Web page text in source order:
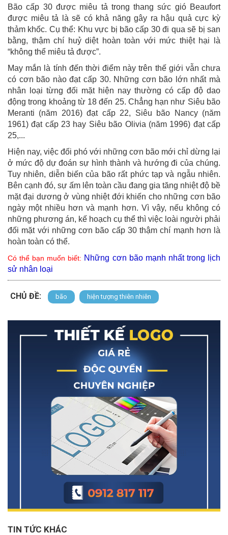
Bão cấp 30 được miêu tả trong thang sức gió Beaufort
được miêu tả là sẽ có khả năng gây ra hậu quả cực kỳ
thảm khốc. Cụ thể: Khu vực bị bão cấp 30 đi qua sẽ bị san
bằng, thậm chí huỷ diệt hoàn toàn với mức thiệt hại là
“không thể miêu tả được”.
May mắn là tính đến thời điểm này trên thế giới vẫn chưa
có cơn bão nào đạt cấp 30. Những cơn bão lớn nhất mà
nhân loại từng đối mặt hiện nay thường có cấp độ dao
động trong khoảng từ 18 đến 25. Chẳng hạn như Siêu bão
Meranti (năm 2016) đạt cấp 22, Siêu bão Nancy (năm
1961) đạt cấp 23 hay Siêu bão Olivia (năm 1996) đạt cấp
25,...
Hiện nay, việc đối phó với những cơn bão mới chỉ dừng lại
ở mức độ dự đoán sự hình thành và hướng đi của chúng.
Tuy nhiên, diễn biến của bão rất phức tạp và ngẫu nhiên.
Bên cạnh đó, sự ấm lên toàn cầu đang gia tăng nhiệt độ bề
mặt đại dương ở vùng nhiệt đới khiến cho những cơn bão
ngày một nhiều hơn và mạnh hơn. Vì vậy, nếu không có
những phương án, kế hoạch cụ thể thì việc loài người phải
đối mặt với những cơn bão cấp 30 thậm chí mạnh hơn là
hoàn toàn có thể.
Có thể bạn muốn biết: Những cơn bão mạnh nhất trong lịch
sử nhân loại
CHỦ ĐỀ: bão hiện tượng thiên nhiên
TIN TỨC KHÁC